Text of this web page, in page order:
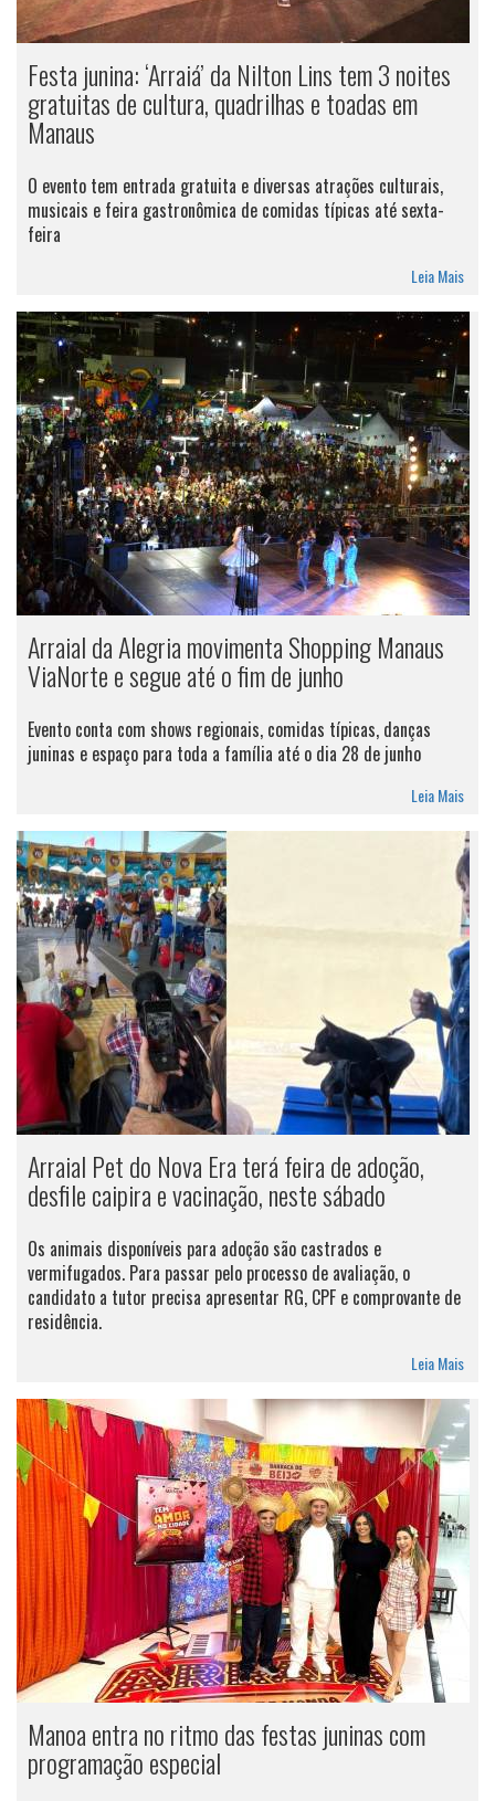
Festa junina: ‘Arraiá’ da Nilton Lins tem 3 noites
gratuitas de cultura, quadrilhas e toadas em
Manaus
O evento tem entrada gratuita e diversas atrações culturais,
musicais e feira gastronômica de comidas típicas até sexta-
feira
Leia Mais
Arraial da Alegria movimenta Shopping Manaus
ViaNorte e segue até o fim de junho
Evento conta com shows regionais, comidas típicas, danças
juninas e espaço para toda a família até o dia 28 de junho
Leia Mais
Arraial Pet do Nova Era terá feira de adoção,
desfile caipira e vacinação, neste sábado
Os animais disponíveis para adoção são castrados e
vermifugados. Para passar pelo processo de avaliação, o
candidato a tutor precisa apresentar RG, CPF e comprovante de
residência.
Leia Mais
Manoa entra no ritmo das festas juninas com
programação especial